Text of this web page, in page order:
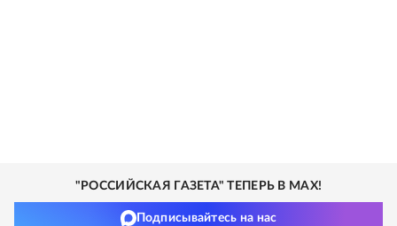
"РОССИЙСКАЯ ГАЗЕТА" ТЕПЕРЬ В MAX!
Подписывайтесь на нас